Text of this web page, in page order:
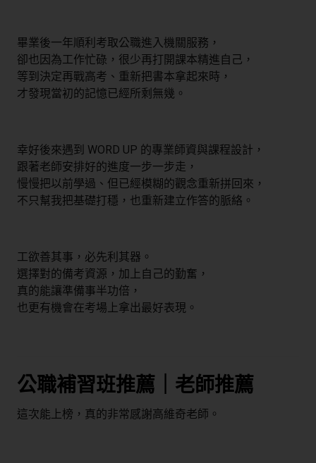
畢業後一年順利考取公職進入機關服務，
卻也因為工作忙碌，很少再打開課本精進自己，
等到決定再戰高考、重新把書本拿起來時，
才發現當初的記憶已經所剩無幾。
幸好後來遇到 WORD UP 的專業師資與課程設計，
跟著老師安排好的進度一步一步走，
慢慢把以前學過、但已經模糊的觀念重新拼回來，
不只幫我把基礎打穩，也重新建立作答的脈絡。
工欲善其事，必先利其器。
選擇對的備考資源，加上自己的勤奮，
真的能讓準備事半功倍，
也更有機會在考場上拿出最好表現。
公職補習班推薦｜老師推薦
這次能上榜，真的非常感謝高維奇老師。